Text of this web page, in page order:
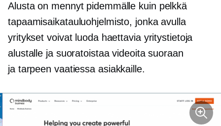
Alusta on mennyt pidemmälle kuin pelkkä
tapaamisaikatauluohjelmisto, jonka avulla
yritykset voivat luoda haettavia yritystietoja
alustalle ja suoratoistaa videoita suoraan
ja tarpeen vaatiessaasiakkaille.